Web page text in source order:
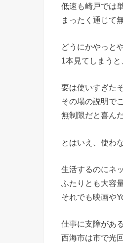
低速も崎戸では
まったく通じて
どうにかやっと
1本見てしまうと
要は使いすぎた
その場の説明で
無制限だと喜ん
とはいえ、使わ
生活するのにネ
ふたりとも大容
それでも映画や
仕事に支障があ
西海市は市で光